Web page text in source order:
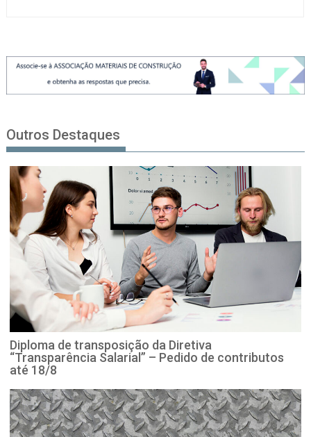
Outros Destaques
Diploma de transposição da Diretiva
“Transparência Salarial” – Pedido de contributos
até 18/8